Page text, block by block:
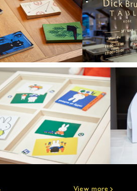
View more